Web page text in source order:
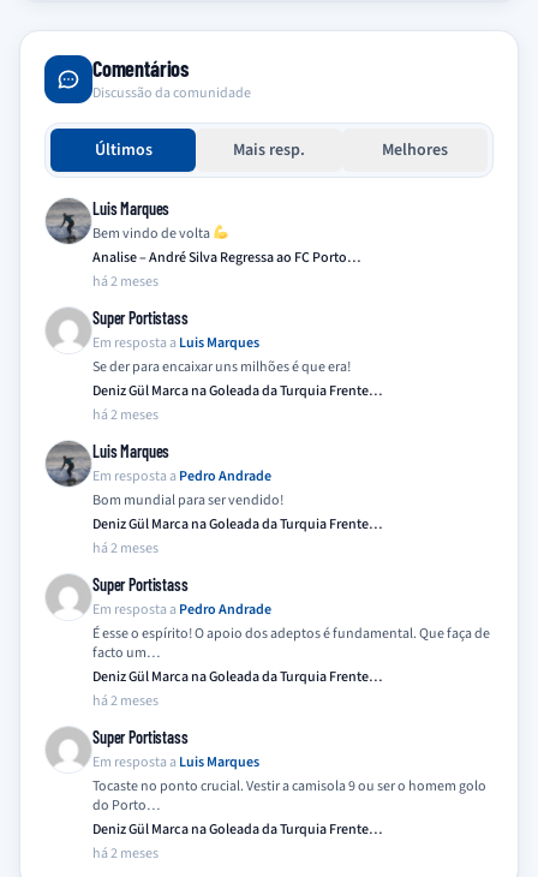
Comentários
Discussão da comunidade
Últimos Mais resp. Melhores
Luis Marques
Bem vindo de volta
Analise – André Silva Regressa ao FC Porto…
há 2 meses
Super Portistass
Em resposta a Luis Marques
Se der para encaixar uns milhões é que era!
Deniz Gül Marca na Goleada da Turquia Frente…
há 2 meses
Luis Marques
Em resposta a Pedro Andrade
Bom mundial para ser vendido!
Deniz Gül Marca na Goleada da Turquia Frente…
há 2 meses
Super Portistass
Em resposta a Pedro Andrade
É esse o espírito! O apoio dos adeptos é fundamental. Que faça de
facto um…
Deniz Gül Marca na Goleada da Turquia Frente…
há 2 meses
Super Portistass
Em resposta a Luis Marques
Tocaste no ponto crucial. Vestir a camisola 9 ou ser o homem golo
do Porto…
Deniz Gül Marca na Goleada da Turquia Frente…
há 2 meses